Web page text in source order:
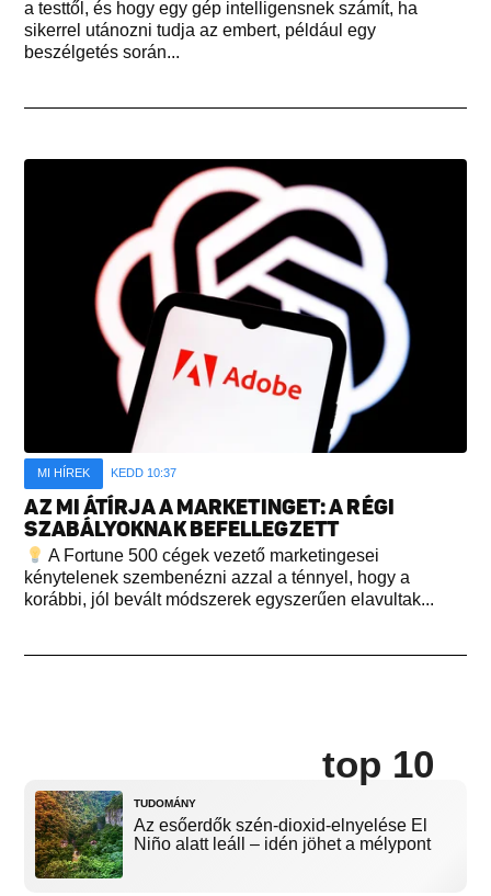
a testtől, és hogy egy gép intelligensnek számít, ha
sikerrel utánozni tudja az embert, például egy
beszélgetés során...
MI HÍREK KEDD 10:37
AZ MI ÁTÍRJA A MARKETINGET: A RÉGI
SZABÁLYOKNAK BEFELLEGZETT
A Fortune 500 cégek vezető marketingesei
kénytelenek szembenézni azzal a ténnyel, hogy a
korábbi, jól bevált módszerek egyszerűen elavultak...
top 10
TUDOMÁNY
Az esőerdők szén-dioxid-elnyelése El
Niño alatt leáll – idén jöhet a mélypont